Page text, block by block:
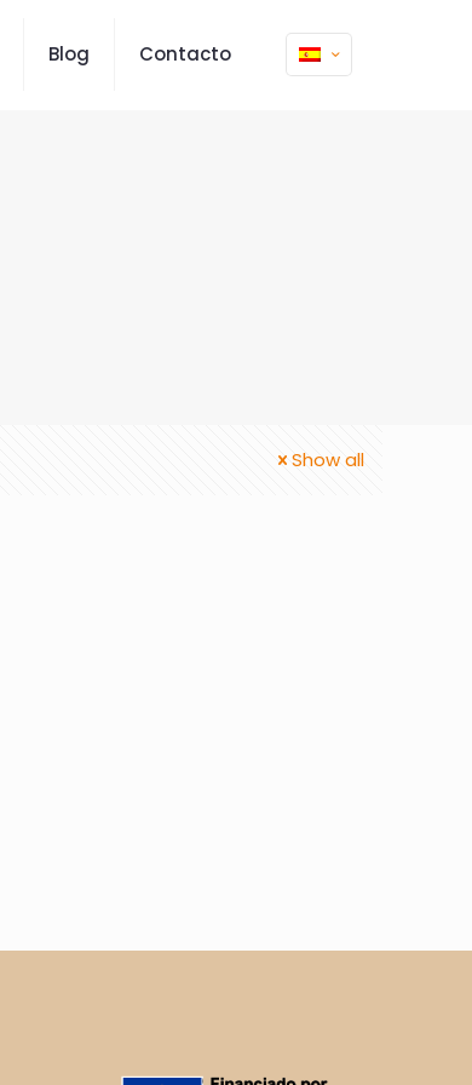
Blog Contacto
Show all